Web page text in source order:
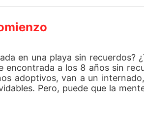
en una playa sin
encontrada a los 8 años sin
adoptivos, van a un
Pero, puede que la